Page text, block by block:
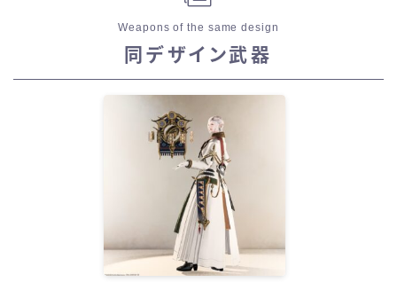
Weapons of the same design
同デザイン武器